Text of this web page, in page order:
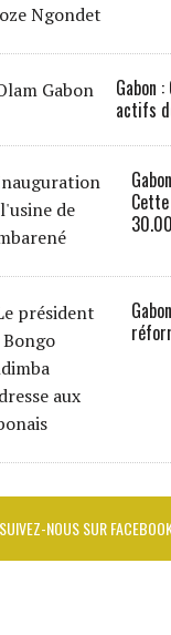
Gabon
actifs
SUIVEZ-NOUS SUR